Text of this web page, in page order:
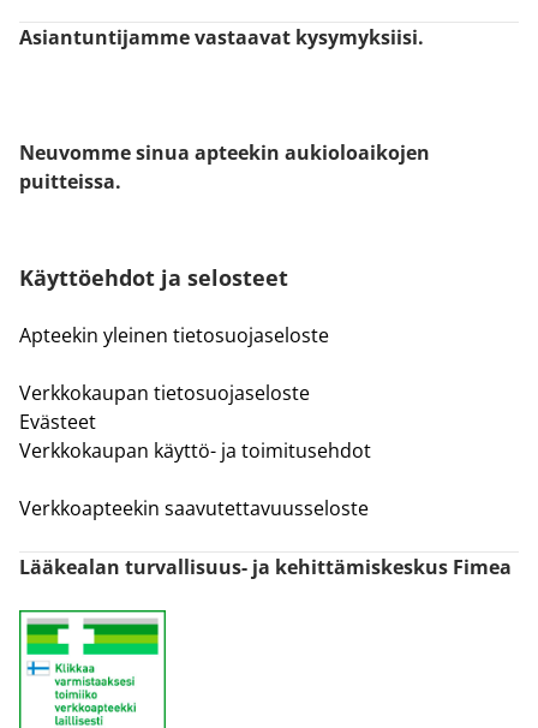
Asiantuntijamme vastaavat kysymyksiisi.
Neuvomme sinua apteekin aukioloaikojen
puitteissa.
Käyttöehdot ja selosteet
Apteekin yleinen tietosuojaseloste
Verkkokaupan tietosuojaseloste
Evästeet
Verkkokaupan käyttö- ja toimitusehdot
Verkkoapteekin saavutettavuusseloste
Lääkealan turvallisuus- ja kehittämiskeskus Fimea